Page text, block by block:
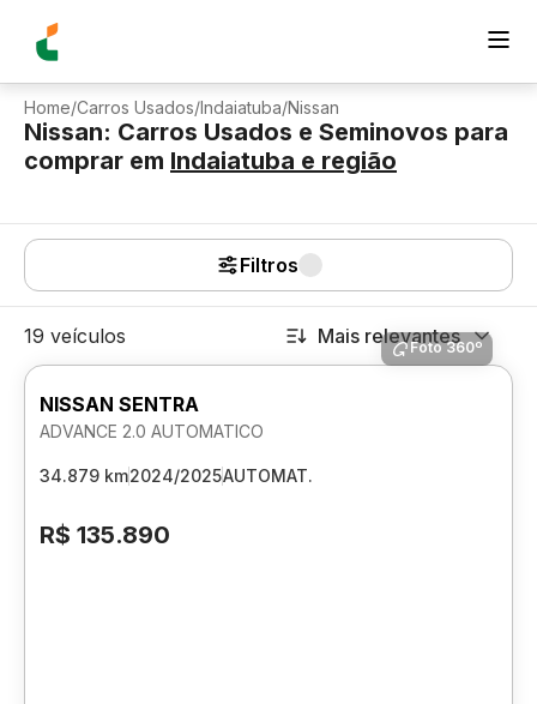
Home/Carros Usados/Indaiatuba/Nissan
Nissan: Carros Usados e Seminovos para
comprar em Indaiatuba e região
Filtros
19 veículos Mais relevantes
Foto 360º
NISSAN SENTRA
ADVANCE 2.0 AUTOMATICO
34.879 km2024/2025AUTOMAT.
R$ 135.890